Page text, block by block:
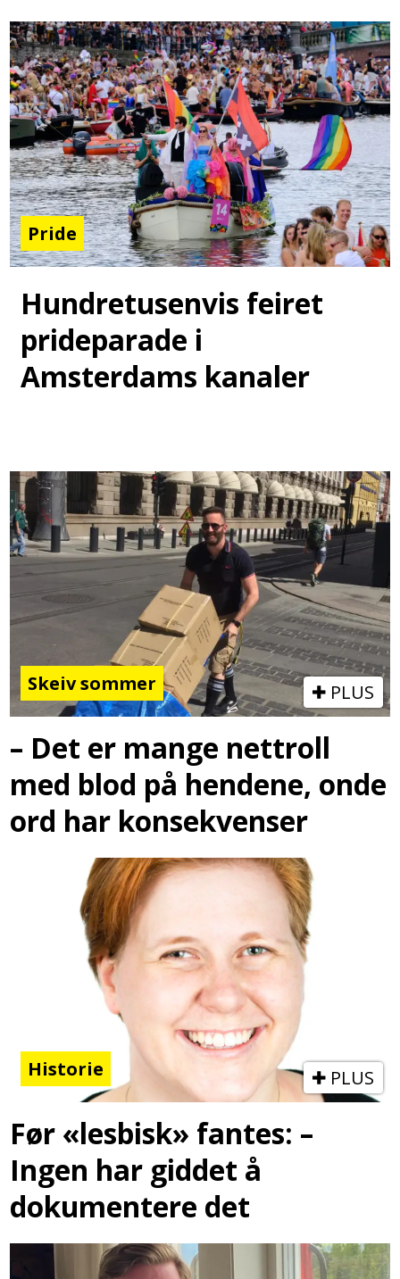
Pride
Hundretusenvis feiret
prideparade i
Amsterdams kanaler
Skeiv sommer PLUS
– Det er mange nettroll
med blod på hendene, onde
ord har konsekvenser
Historie PLUS
Før «lesbisk» fantes: –
Ingen har giddet å
dokumentere det